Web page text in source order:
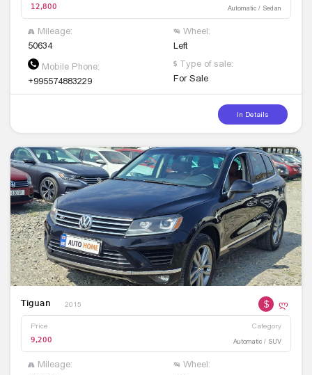
12,800 Automatic / Sedan
Mileage:
50634
Wheel:
Left
Mobile Phone:
+995574883229
Type of sale:
For Sale
In Details
Tiguan 2015 $ ლ
Price Category
9,200 Automatic / SUV
Mileage:
Wheel: